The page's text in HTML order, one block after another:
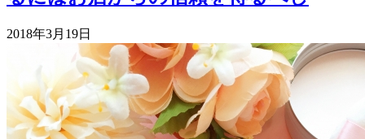
2018年3月19日